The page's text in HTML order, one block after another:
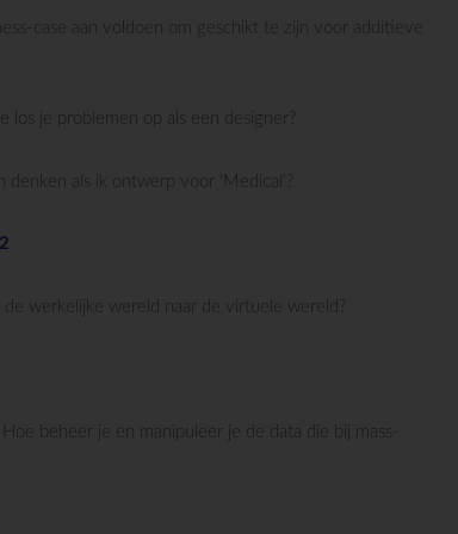
case aan voldoen om geschikt te zijn voor additieve
je problemen op als een designer?
als ik ontwerp voor ‘Medical’?
werkelijke wereld naar de virtuele wereld?
beheer je en manipuleer je de data die bij mass-